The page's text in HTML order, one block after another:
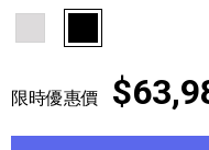
限時優惠價